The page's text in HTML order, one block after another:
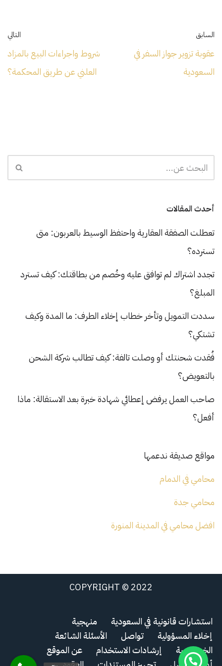
السابق
عقوبة تزوير جواز السفر في
السعودية
التالي
شروط واجراءات البيع بالمزاد
العلني عن طريق المحكمة؟
أحدث المقالات
تعطلت الصفقة العقارية واحتفظ الوسيط بالعربون: متى
تسترده؟
تجدد اشتراك لم توافق عليه وخُصم من بطاقتك: كيف تسترد
المبلغ؟
سددت التمويل وتأخر خطاب إخلاء الطرف: ما المدة وكيف
تشتكي؟
فُقدت شحنتك أو وصلت تالفة: كيف تطالب شركة الشحن
بالتعويض؟
صاحب العمل يرفض إعطائي شهادة خبرة بعد الاستقالة: ماذا
أفعل؟
مواقع صديقة ندعمها
محامي في الدمام
محامي جدة
افضل محامي في المدينة المنورة
COPYRIGHT © 2022
استشارات قانونية في السعودية
منهجية
إخلاء المسؤولية
تواصل
الأسئلة الشائعة
الخصوصية
إرشادات الاستخدام
عن الموقع